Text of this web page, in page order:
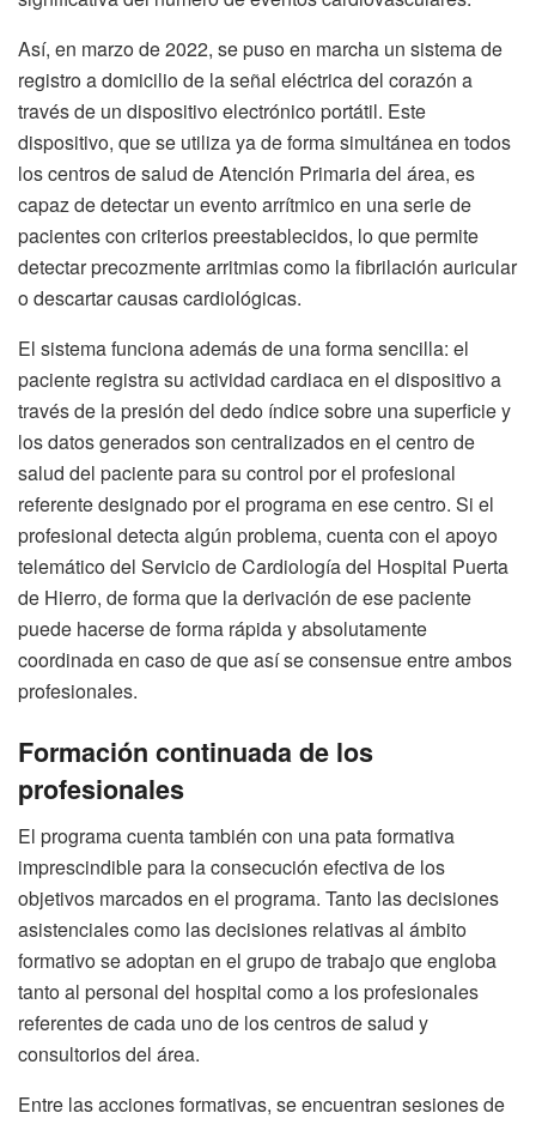
Así, en marzo de 2022, se puso en marcha un sistema de
registro a domicilio de la señal eléctrica del corazón a
través de un dispositivo electrónico portátil. Este
dispositivo, que se utiliza ya de forma simultánea en todos
los centros de salud de Atención Primaria del área, es
capaz de detectar un evento arrítmico en una serie de
pacientes con criterios preestablecidos, lo que permite
detectar precozmente arritmias como la fibrilación auricular
o descartar causas cardiológicas.
El sistema funciona además de una forma sencilla: el
paciente registra su actividad cardiaca en el dispositivo a
través de la presión del dedo índice sobre una superficie y
los datos generados son centralizados en el centro de
salud del paciente para su control por el profesional
referente designado por el programa en ese centro. Si el
profesional detecta algún problema, cuenta con el apoyo
telemático del Servicio de Cardiología del Hospital Puerta
de Hierro, de forma que la derivación de ese paciente
puede hacerse de forma rápida y absolutamente
coordinada en caso de que así se consensue entre ambos
profesionales.
Formación continuada de los
profesionales
El programa cuenta también con una pata formativa
imprescindible para la consecución efectiva de los
objetivos marcados en el programa. Tanto las decisiones
asistenciales como las decisiones relativas al ámbito
formativo se adoptan en el grupo de trabajo que engloba
tanto al personal del hospital como a los profesionales
referentes de cada uno de los centros de salud y
consultorios del área.
Entre las acciones formativas, se encuentran sesiones de